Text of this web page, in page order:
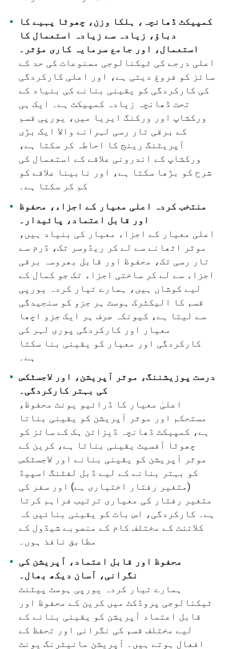
کمپیکٹ ڈھانچہ، ہلکا وزن، چھوٹا پہیے کا
دباؤ، زیادہ سے زیادہ استعمال کا
استعمال، اور جامع سرمایہ کاری مؤثر۔
اعلی درجے کی ٹیکنالوجی مصنوعات کی حد کے
سائز کو فروغ دیتی ہے، اور اعلی کارکردگی
کی کارکردگی کو یقینی بنانے کی بنیاد کے
تحت ڈھانچہ زیادہ کمپیکٹ ہے۔ ایک ہی
ورکشاپ اور ورکنگ ایریا میں، یورپی قسم
کے برقی تار رسی لہرانے والا ایک بڑی
آپریٹنگ رینج کا احاطہ کر سکتا ہے،
ورکشاپ کے اندرونی علاقے کے استعمال کی
شرح کو بڑھا سکتا ہے، اور نابینا علاقے کو
کم کر سکتا ہے۔
منتخب کردہ اعلی معیار کے اجزاء، محفوظ
اور قابل اعتماد، پائیدار۔
اعلی معیار کے اجزاء معیار کی بنیاد ہیں،
موٹر اٹھانے سے لے کر ریڈوسر تک، ڈرم سے
تار رسی تک، محفوظ اور قابل بھروسہ برقی
اجزاء سے لے کر ساختی اجزاء تک جو کمال کے
لیے کوشاں ہیں، ہمارے تیار کردہ یورپی
قسم کا الیکٹرک ہوسٹ ہر جزو کو سنجیدگی
سے لیتا ہے، کیونکہ صرف ہر ایک جزو اچھا
معیار اور کارکردگی پوری لہر کی
کارکردگی اور معیار کو یقینی بنا سکتا
ہے۔
درست پوزیشننگ، موثر آپریشن، اور لاجسٹکس
کی بہتر کارکردگی۔
اعلیٰ معیار کا ڈرائیو یونٹ محفوظ،
مستحکم اور موثر آپریشن کو یقینی بناتا
ہے، کمپیکٹ ڈھانچہ ڈیزائن ہک کے سائز کو
چھوٹا آفسیٹ یقینی بناتا ہے، کرین کے
موثر آپریشن کو یقینی بنانے اور لاجسٹکس
کو بہتر بنانے کے لیے ڈبل لفٹنگ اسپیڈ
(متغیر رفتار اختیاری ہے) اور سفر کی
متغیر رفتار کی معیاری ترتیب فراہم کرتا
ہے۔ کارکردگی، اس بات کو یقینی بنائیں کہ
کلائنٹ کے مختلف کام کے منصوبے شیڈول کے
مطابق نافذ ہوں۔
محفوظ اور قابل اعتماد، آپریشن کی
نگرانی، آسان دیکھ بھال۔
ہمارے تیار کردہ یورپی ہوسٹ پیٹنٹ
ٹیکنالوجی پروڈکٹ میں کرین کے محفوظ اور
قابل اعتماد آپریشن کو یقینی بنانے کے
لیے مختلف قسم کی نگرانی اور تحفظ کے
افعال ہوتے ہیں۔ آپریشن مانیٹرنگ یونٹ